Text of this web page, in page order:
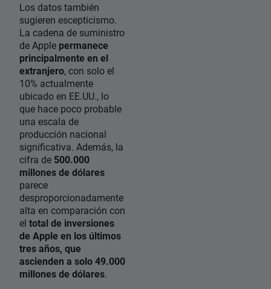
Los datos también
sugieren escepticismo.
La cadena de suministro
de Apple permanece
principalmente en el
extranjero, con solo el
10% actualmente
ubicado en EE.UU., lo
que hace poco probable
una escala de
producción nacional
significativa. Además, la
cifra de 500.000
millones de dólares
parece
desproporcionadamente
alta en comparación con
el total de inversiones
de Apple en los últimos
tres años, que
ascienden a solo 49.000
millones de dólares.